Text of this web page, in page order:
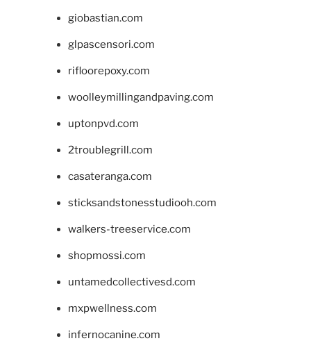
giobastian.com
glpascensori.com
rifloorepoxy.com
woolleymillingandpaving.com
uptonpvd.com
2troublegrill.com
casateranga.com
sticksandstonesstudiooh.com
walkers-treeservice.com
shopmossi.com
untamedcollectivesd.com
mxpwellness.com
infernocanine.com